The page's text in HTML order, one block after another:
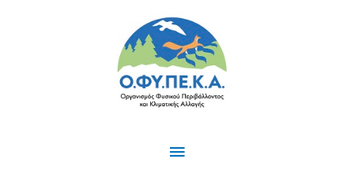
Κύριο
Μενού